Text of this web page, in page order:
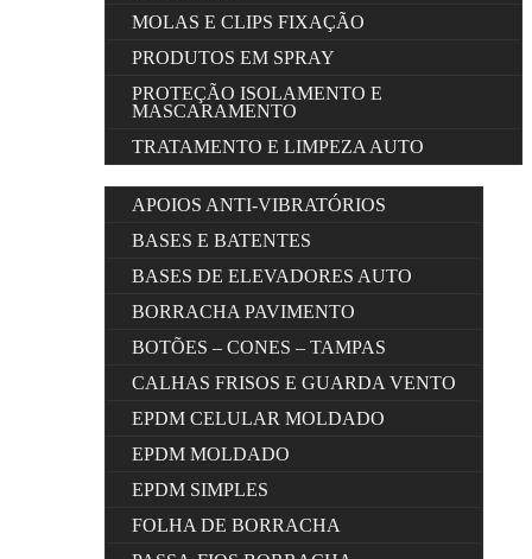
MOLAS E CLIPS FIXAÇÃO
PRODUTOS EM SPRAY
PROTEÇÃO ISOLAMENTO E
MASCARAMENTO
TRATAMENTO E LIMPEZA AUTO
APOIOS ANTI-VIBRATÓRIOS
BASES E BATENTES
BASES DE ELEVADORES AUTO
BORRACHA PAVIMENTO
BOTÕES – CONES – TAMPAS
CALHAS FRISOS E GUARDA VENTO
EPDM CELULAR MOLDADO
EPDM MOLDADO
EPDM SIMPLES
FOLHA DE BORRACHA